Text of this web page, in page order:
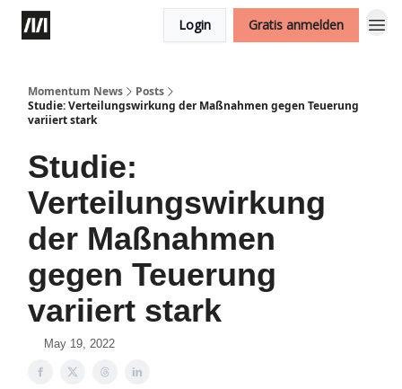
Login Gratis anmelden
Momentum News
Posts
Studie: Verteilungswirkung der Maßnahmen gegen Teuerung
variiert stark
Studie:
Verteilungswirkung
der Maßnahmen
gegen Teuerung
variiert stark
May 19, 2022